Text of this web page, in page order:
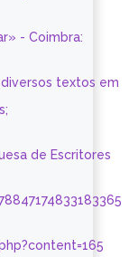
- Coimbra:
textos em
de Escritores